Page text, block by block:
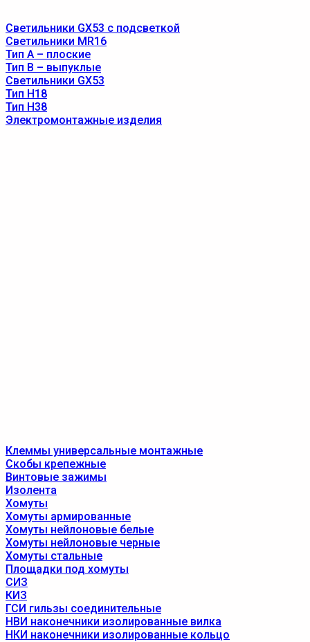
Светильники GX53 с подсветкой
Светильники MR16
Тип A – плоские
Тип B – выпуклые
Светильники GX53
Тип Н18
Тип Н38
Электромонтажные изделия
Клеммы универсальные монтажные
Скобы крепежные
Винтовые зажимы
Изолента
Хомуты
Хомуты армированные
Хомуты нейлоновые белые
Хомуты нейлоновые черные
Хомуты стальные
Площадки под хомуты
СИЗ
КИЗ
ГСИ гильзы соединительные
НВИ наконечники изолированные вилка
НКИ наконечники изолированные кольцо